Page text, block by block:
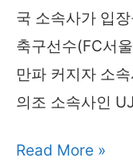
국 소속사가 입
축구선수(FC서
만파 커지자 소
의조 소속사인
황
Read More »